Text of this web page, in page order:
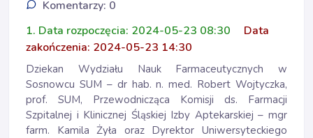
Komentarzy: 0
1. Data rozpoczęcia: 2024-05-23 08:30
Data
zakończenia: 2024-05-23 14:30
Dziekan Wydziału Nauk Farmaceutycznych w
Sosnowcu SUM – dr hab. n. med. Robert Wojtyczka,
prof. SUM, Przewodnicząca Komisji ds. Farmacji
Szpitalnej i Klinicznej Śląskiej Izby Aptekarskiej – mgr
farm. Kamila Żyła oraz Dyrektor Uniwersyteckiego